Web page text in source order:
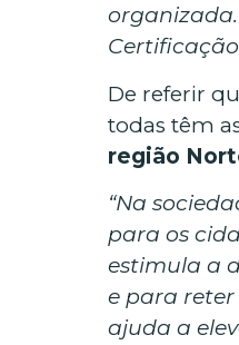
De referir
todas têm
região
“Na
para os
estimula a
e para
ajuda a